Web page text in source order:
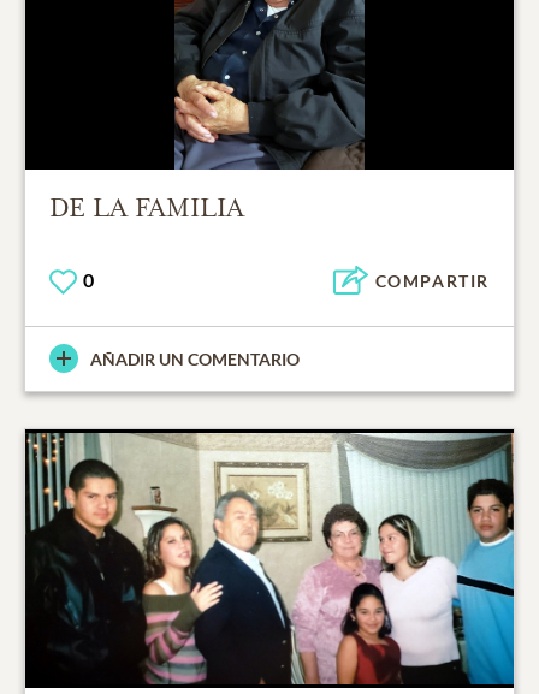
DE LA FAMILIA
0 COMPARTIR
AÑADIR UN COMENTARIO